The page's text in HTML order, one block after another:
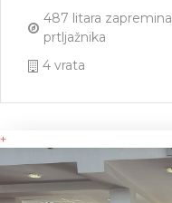
487 litara zapremina
prtljažnika
4 vrata
+